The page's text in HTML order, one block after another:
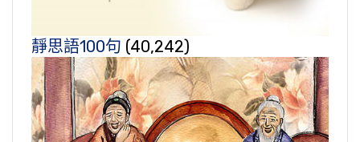
靜思語100句 (40,242)